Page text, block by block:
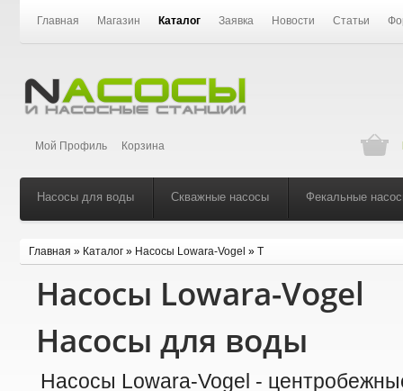
Главная Магазин Каталог Заявка Новости Статьи
Мой Профиль Корзина
Насосы для воды Скважные насосы Фекальные
Главная » Каталог » Насосы Lowara-Vogel » T
Насосы Lowara-Vogel
Насосы для воды
Насосы Lowara-Vogel -